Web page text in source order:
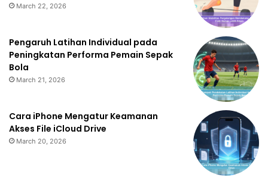
March 22, 2026
Pengaruh Latihan Individual pada
Peningkatan Performa Pemain Sepak
Bola
March 21, 2026
Cara iPhone Mengatur Keamanan
Akses File iCloud Drive
March 20, 2026